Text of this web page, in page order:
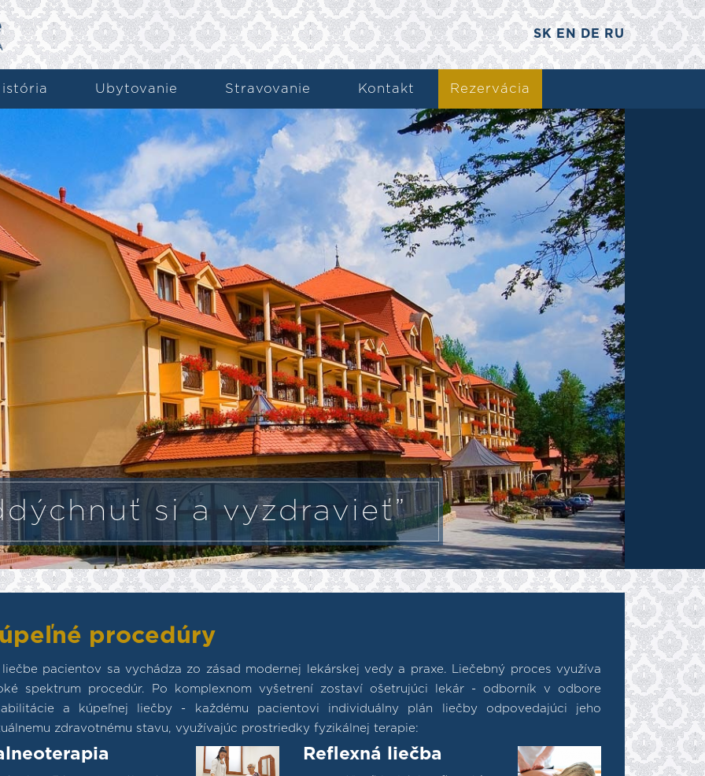
SK EN DE RU
Ubytovanie Stravovanie Kontakt Rezervácia
si a vyzdravieť”
procedúry
liečbe pacientov sa vychádza zo zásad modernej lekárskej vedy a praxe. Liečebný proces využíva
spektrum procedúr. Po komplexnom vyšetrení zostaví ošetrujúci lekár - odborník v odbore
a kúpeľnej liečby - každému pacientovi individuálny plán liečby odpovedajúci jeho
zdravotnému stavu, využívajúc prostriedky fyzikálnej terapie:
Reflexná liečba